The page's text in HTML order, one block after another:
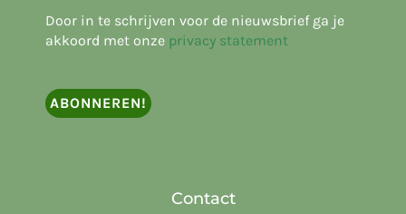
Door in te schrijven voor de nieuwsbrief ga je
akkoord met onze privacy statement
Contact